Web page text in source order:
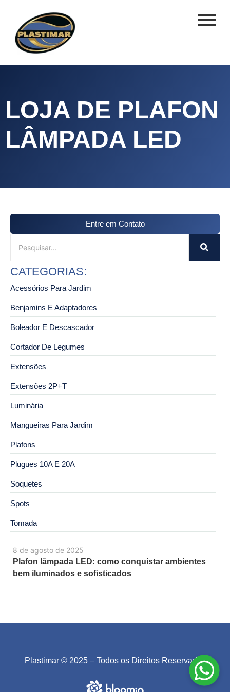
LOJA DE PLAFON
LÂMPADA LED
8 de agosto de 2025
Plafon lâmpada LED: como conquistar ambientes
bem iluminados e sofisticados
Entre em Contato
CATEGORIAS:
Acessórios Para Jardim
Benjamins E Adaptadores
Boleador E Descascador
Cortador De Legumes
Extensões
Extensões 2P+T
Luminária
Mangueiras Para Jardim
Plafons
Plugues 10A E 20A
Soquetes
Spots
Tomada
Plastimar © 2025 – Todos os Direitos Reservados